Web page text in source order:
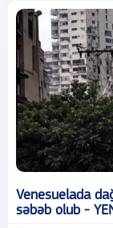
Venesuelada
səbəb olub -